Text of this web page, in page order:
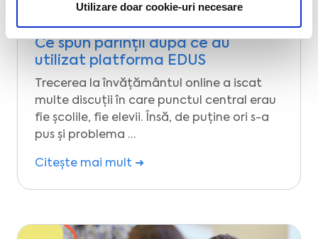
Utilizare doar cookie-uri necesare
Ce spun părinții după ce au
utilizat platforma EDUS
Trecerea la învățământul online a iscat
multe discuții în care punctul central erau
fie școlile, fie elevii. Însă, de puține ori s-a
pus și problema …
Citește mai mult ➜